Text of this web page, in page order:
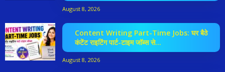
August 8, 2026
Content Writing Part-Time Jobs: घर बैठे
कंटेंट राइटिंग पार्ट-टाइम जॉब्स से...
August 8, 2026